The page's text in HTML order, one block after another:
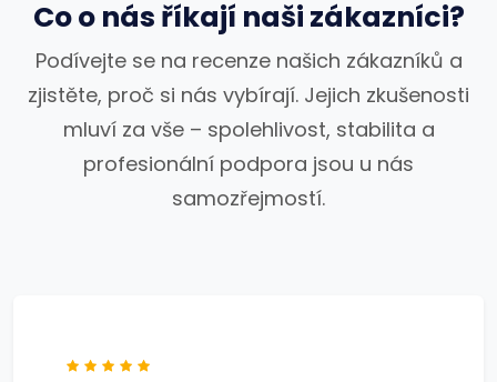
Co o nás říkají naši zákazníci?
Podívejte se na recenze našich zákazníků a
zjistěte, proč si nás vybírají. Jejich zkušenosti
mluví za vše – spolehlivost, stabilita a
profesionální podpora jsou u nás
samozřejmostí.